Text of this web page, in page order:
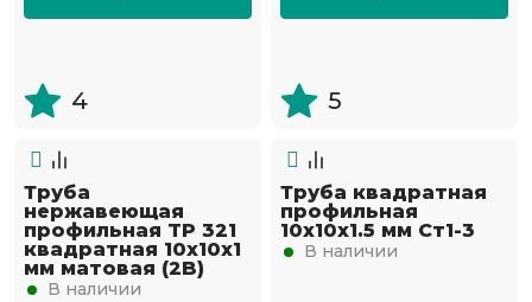
4 5
Труба
нержавеющая
профильная TP 321
квадратная 10х10х1
мм матовая (2B)
В наличии
Труба квадратная
профильная
10х10х1.5 мм Ст1-3
В наличии